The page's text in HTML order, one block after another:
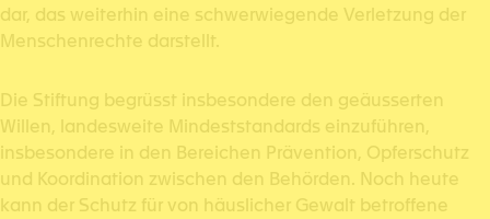
dar, das weiterhin eine schwerwiegende Verletzung der
Menschenrechte darstellt.
Die Stiftung begrüsst insbesondere den geäusserten
Willen, landesweite Mindeststandards einzuführen,
insbesondere in den Bereichen Prävention, Opferschutz
und Koordination zwischen den Behörden. Noch heute
kann der Schutz für von häuslicher Gewalt betroffene